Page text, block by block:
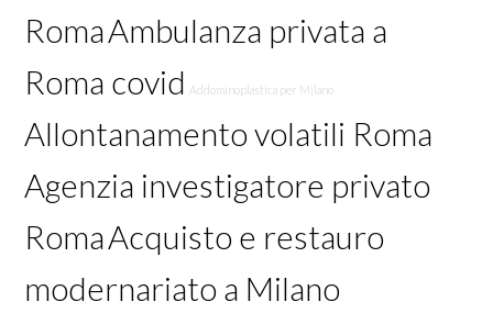
RomaAmbulanza privata a
Roma covid Addominoplastica per Milano
Allontanamento volatili Roma
Agenzia investigatore privato
RomaAcquisto e restauro
modernariato a Milano